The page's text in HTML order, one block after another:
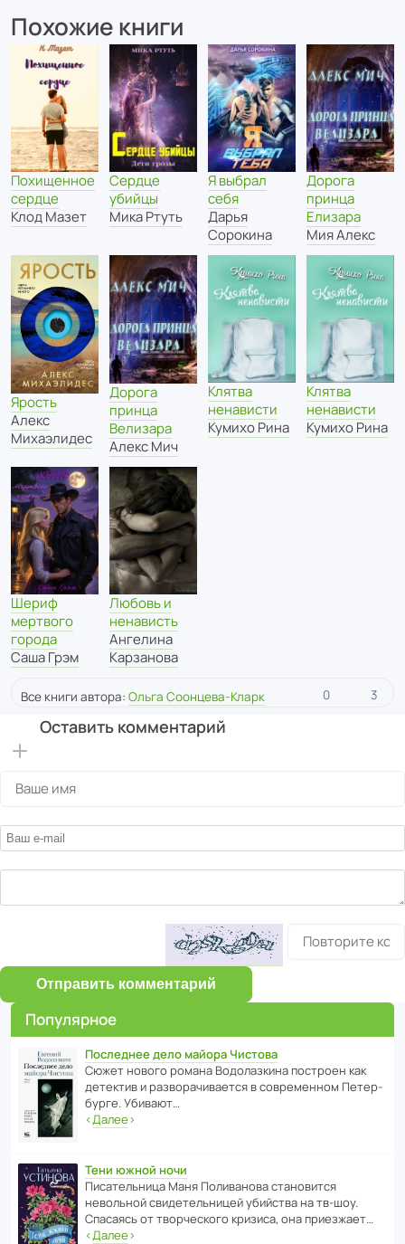
Похожие книги
Похищенное
сердце
Клод Мазет
Сердце
убийцы
Мика Ртуть
Я выбрал
себя
Дарья
Сорокина
Дорога
принца
Елизара
Мия Алекс
Ярость
Алекс
Михаэлидес
Дорога
принца
Велизара
Алекс Мич
Клятва
ненависти
Кумихо Рина
Клятва
ненависти
Кумихо Рина
Шериф
мертвого
города
Саша Грэм
Любовь и
ненависть
Ангелина
Карзанова
Все книги автора: Ольга Соонцева-Кларк 0 3
Оставить комментарий
Отправить комментарий
Популярное
Последнее дело майора Чистова
Сюжет нового романа Водо­ла­з­кина пост­роен как
дете­ктив и разво­ра­чи­ва­ется в совре­менном Пете­р­
бурге. Убивают…
‹Далее›
Тени южной ночи
Писа­тель­ница Маня Поли­ва­нова стано­вится
невольной свиде­тель­ницей убийства на тв-шоу.
Спасаясь от твор­че­с­кого кризиса, она приезжает…
‹Далее›